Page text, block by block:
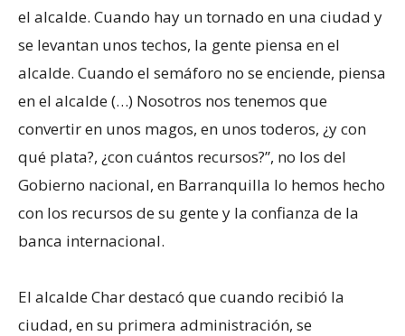
el alcalde. Cuando hay un tornado en una ciudad y
se levantan unos techos, la gente piensa en el
alcalde. Cuando el semáforo no se enciende, piensa
en el alcalde (…) Nosotros nos tenemos que
convertir en unos magos, en unos toderos, ¿y con
qué plata?, ¿con cuántos recursos?”, no los del
Gobierno nacional, en Barranquilla lo hemos hecho
con los recursos de su gente y la confianza de la
banca internacional.
El alcalde Char destacó que cuando recibió la
ciudad, en su primera administración, se